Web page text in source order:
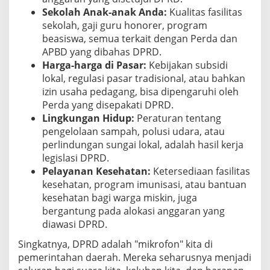
Sekolah Anak-anak Anda: Kualitas fasilitas
sekolah, gaji guru honorer, program
beasiswa, semua terkait dengan Perda dan
APBD yang dibahas DPRD.
Harga-harga di Pasar: Kebijakan subsidi
lokal, regulasi pasar tradisional, atau bahkan
izin usaha pedagang, bisa dipengaruhi oleh
Perda yang disepakati DPRD.
Lingkungan Hidup: Peraturan tentang
pengelolaan sampah, polusi udara, atau
perlindungan sungai lokal, adalah hasil kerja
legislasi DPRD.
Pelayanan Kesehatan: Ketersediaan fasilitas
kesehatan, program imunisasi, atau bantuan
kesehatan bagi warga miskin, juga
bergantung pada alokasi anggaran yang
diawasi DPRD.
Singkatnya, DPRD adalah "mikrofon" kita di
pemerintahan daerah. Mereka seharusnya menjadi